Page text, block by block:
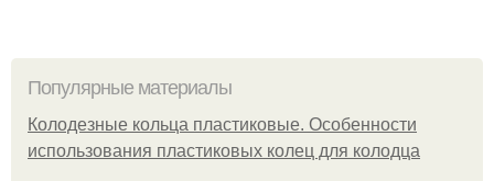
Популярные материалы
Колодезные кольца пластиковые. Особенности
использования пластиковых колец для колодца